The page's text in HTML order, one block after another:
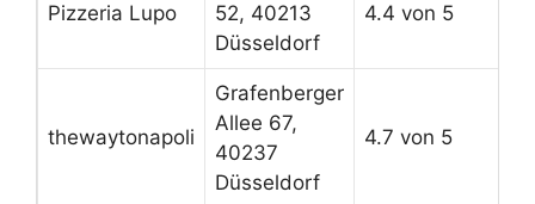
Pizzeria Lupo
52, 40213
Düsseldorf
4.4 von 5
thewaytonapoli
Grafenberger
Allee 67,
40237
Düsseldorf
4.7 von 5